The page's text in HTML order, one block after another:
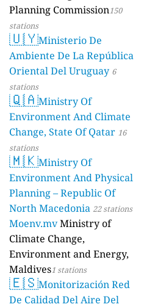
Planning Commission150
stations
🇺🇾Ministerio De
Ambiente De La República
Oriental Del Uruguay 6
stations
🇶🇦Ministry Of
Environment And Climate
Change, State Of Qatar 16
stations
🇲🇰Ministry Of
Environment And Physical
Planning – Republic Of
North Macedonia 22 stations
Moenv.mvMinistry of
Climate Change,
Environment and Energy,
Maldives1 stations
🇪🇸Monitorización Red
De Calidad Del Aire Del